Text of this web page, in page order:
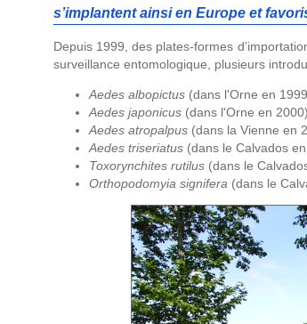
s’implantent ainsi en Europe et
Depuis 1999, des plates-formes
surveillance entomologique, plusieurs
Aedes albopictus (dans l'Orne en
Aedes japonicus (dans l'Orne en
Aedes atropalpus (dans la Vienne en
Aedes triseriatus (dans le Calvados
Toxorynchites rutilus (dans le
Orthopodomyia signifera (dans le